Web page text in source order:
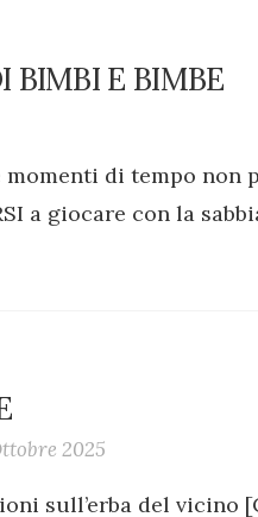
BIMBI E BIMBE
momenti di tempo non
a giocare con la
2025
sull’erba del vicino